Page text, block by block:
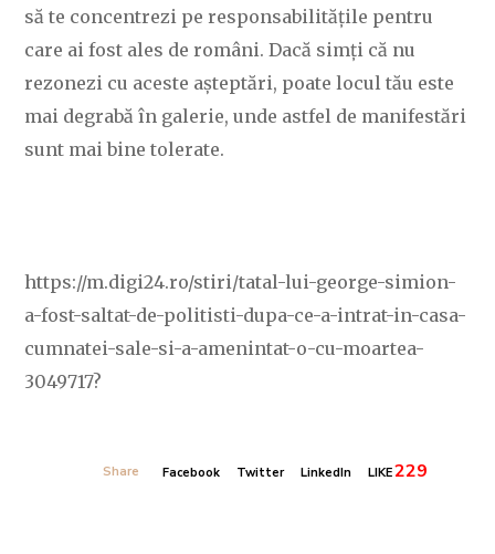
să te concentrezi pe responsabilitățile pentru
care ai fost ales de români. Dacă simți că nu
rezonezi cu aceste așteptări, poate locul tău este
mai degrabă în galerie, unde astfel de manifestări
sunt mai bine tolerate.
https://m.digi24.ro/stiri/tatal-lui-george-simion-
a-fost-saltat-de-politisti-dupa-ce-a-intrat-in-casa-
cumnatei-sale-si-a-amenintat-o-cu-moartea-
3049717?
Share Facebook Twitter LinkedIn LIKE229